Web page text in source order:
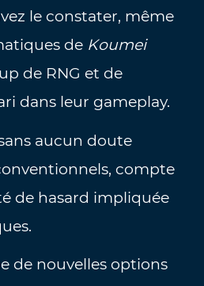
le constater, même
de Koumei
de RNG et de
dans leur gameplay.
aucun doute
compte
de hasard impliquée
de nouvelles options